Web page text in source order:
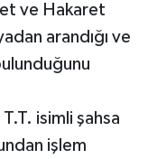
ve Hakaret
arandığı ve
isimli şahsa
işlem